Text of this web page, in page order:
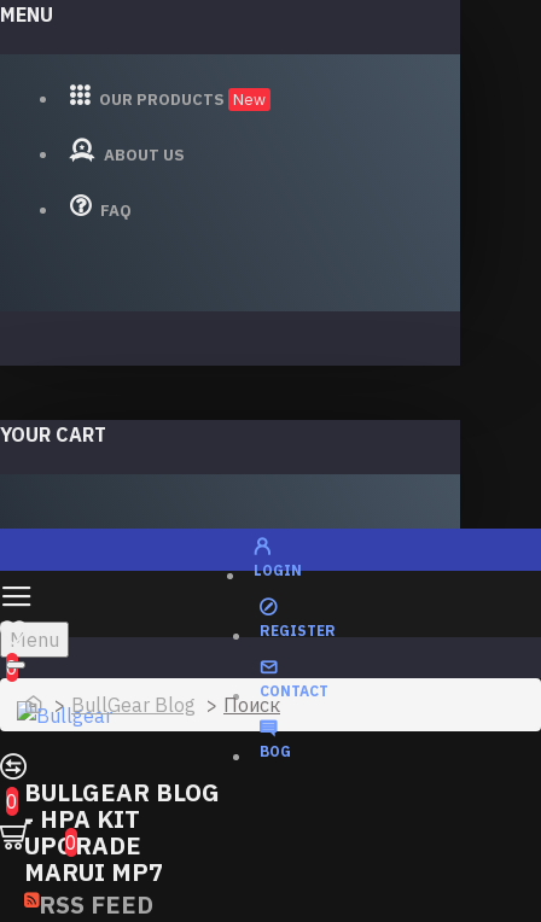
MENU
OUR PRODUCTS New
ABOUT US
FAQ
YOUR CART
LOGIN
REGISTER
CONTACT
BOG
Menu
0
0
0
BullGear Blog Поиск
BULLGEAR BLOG
- HPA KIT
UPGRADE
MARUI MP7
RSS FEED